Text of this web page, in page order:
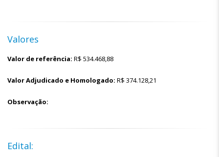
Valores
Valor de referência: R$ 534.468,88
Valor Adjudicado e Homologado: R$ 374.128,21
Observação:
Edital: